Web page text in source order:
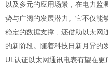
以及多元的应用场景，在电力监
势与广阔的发展潜力。它不仅能
稳定的数据支撑，还借助以太网
的新阶段。随着科技日新月异的
UL认证以太网通讯电表有望在